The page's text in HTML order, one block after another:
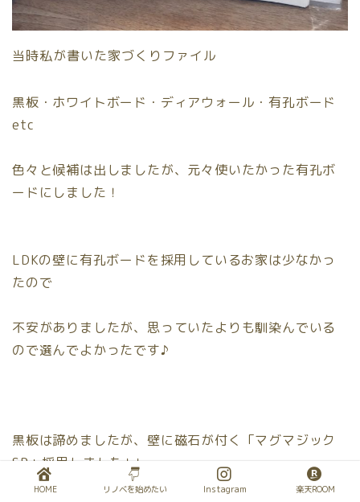
当時私が書いた家づくりファイル
黒板・ホワイトボード・ディアウォール・有孔ボード
etc
色々と候補は出しましたが、元々使いたかった有孔ボ
ードにしました！
LDKの壁に有孔ボードを採用しているお家は少なかっ
たので
不安がありましたが、思っていたよりも馴染んでいる
ので選んでよかったです♪
黒板は諦めましたが、壁に磁石が付く「マグマジック
SP」採用しました↓↓
HOME リノベを始めたい Instagram 楽天ROOM